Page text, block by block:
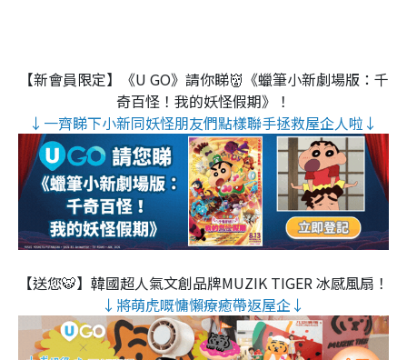
【新會員限定】《U GO》請你睇👹《蠟筆小新劇場版：千
奇百怪！我的妖怪假期》！
↓一齊睇下小新同妖怪朋友們點樣聯手拯救屋企人啦↓
【送您🐯】韓國超人氣文創品牌MUZIK TIGER 冰感風扇！
↓將萌虎嘅慵懶療癒帶返屋企↓